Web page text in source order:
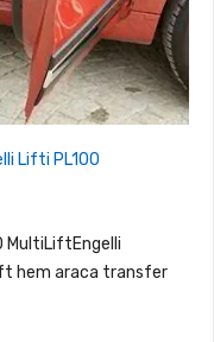
Lifti PL100
MultiLiftEngelli
hem araca transfer